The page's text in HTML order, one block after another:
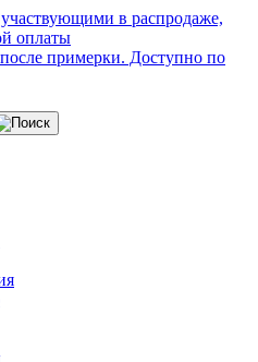
участвующими в распродаже,
оплаты
примерки. Доступно по